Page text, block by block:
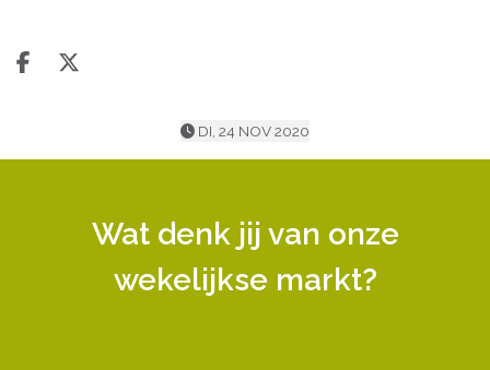
Deel op facebook
Deel op X
DI, 24 NOV 2020
Wat denk jij van onze
wekelijkse markt?